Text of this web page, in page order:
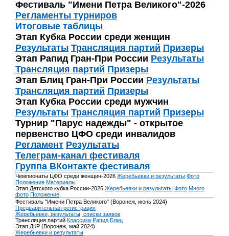
Фестиваль "Имени Петра Великого"-2026
Регламенты турниров
Итоговые таблицы
Этап Кубка России среди женщин
Результаты Трансляция партий Призеры
Этап Рапид Гран-При России Результаты
Трансляция партий Призеры
Этап Блиц Гран-При России Результаты
Трансляция партий Призеры
Этап Кубка России среди мужчин
Результаты Трансляция партий Призеры
Турнир "Парус надежды" - открытое
первенство ЦФО среди инвалидов
Регламент Результаты
Телеграм-канал фестиваля
Группа ВКонтакте фестиваля
Чемпионаты ЦФО среди женщин-2026 Жеребьевки и результаты Фото
Положения Материалы
Этап Детского кубка России-2026 Жеребьевки и результаты Фото Много
фото Положение
Фестиваль "Имени Петра Великого" (Воронеж, июнь 2024)
Предварительная регистрация
Жеребьевки, результаты, списки заявок
Трансляция партий Классика Рапид Блиц
Этап ДКР (Воронеж, май 2024)
Жеребьевки и результаты